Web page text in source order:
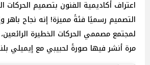
اعتراف أكاديمية الفنون بتصميم الحركات
التصميم رسميًا فئةً مميزة! إنه نجاح باهر
لمجتمع مصممي الحركات الخطيرة
مرة أنشر فيها صورةً لحبيبي مع إيميلي